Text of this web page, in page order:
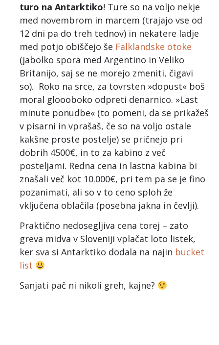
turo na Antarktiko! Ture so na voljo nekje
med novembrom in marcem (trajajo vse od
12 dni pa do treh tednov) in nekatere ladje
med potjo obiščejo še Falklandske otoke
(jabolko spora med Argentino in Veliko
Britanijo, saj se ne morejo zmeniti, čigavi
so). Roko na srce, za tovrsten »dopust« boš
moral gloooboko odpreti denarnico. »Last
minute ponudbe« (to pomeni, da se prikažeš
v pisarni in vprašaš, če so na voljo ostale
kakšne proste postelje) se pričnejo pri
dobrih 4500€, in to za kabino z več
posteljami. Redna cena in lastna kabina bi
znašali več kot 10.000€, pri tem pa se je fino
pozanimati, ali so v to ceno sploh že
vključena oblačila (posebna jakna in čevlji).
Praktično nedosegljiva cena torej – zato
greva midva v Sloveniji vplačat loto listek,
ker sva si Antarktiko dodala na najin bucket
list
Sanjati pač ni nikoli greh, kajne?